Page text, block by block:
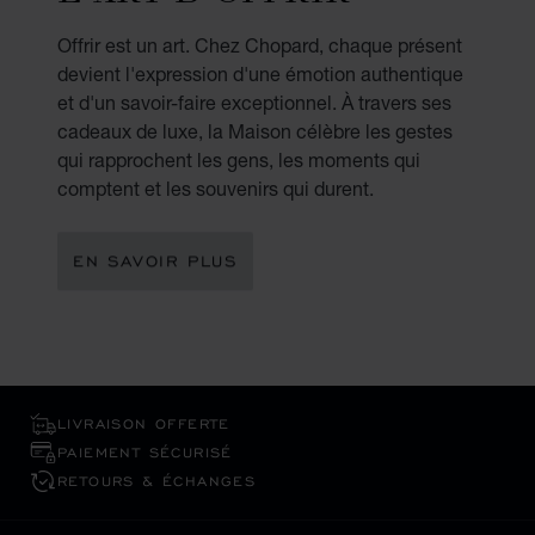
Offrir est un art. Chez Chopard, chaque présent
devient l'expression d'une émotion authentique
et d'un savoir-faire exceptionnel. À travers ses
cadeaux de luxe, la Maison célèbre les gestes
qui rapprochent les gens, les moments qui
comptent et les souvenirs qui durent.
EN SAVOIR PLUS
LIVRAISON OFFERTE
PAIEMENT SÉCURISÉ
RETOURS & ÉCHANGES